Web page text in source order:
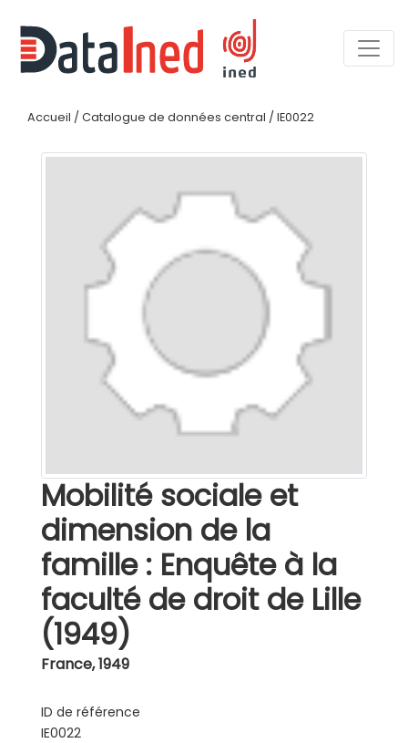
Accueil / Catalogue de données central / IE0022
Mobilité sociale et
dimension de la
famille : Enquête à la
faculté de droit de Lille
(1949)
France,1949
ID de référence
IE0022